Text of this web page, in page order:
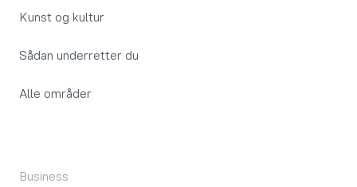
Kunst og kultur
Sådan underretter du
Alle områder
Business